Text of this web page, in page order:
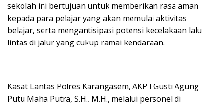
sekolah ini bertujuan untuk memberikan rasa aman
kepada para pelajar yang akan memulai aktivitas
belajar, serta mengantisipasi potensi kecelakaan lalu
lintas di jalur yang cukup ramai kendaraan.
Kasat Lantas Polres Karangasem, AKP I Gusti Agung
Putu Maha Putra, S.H., M.H., melalui personel di